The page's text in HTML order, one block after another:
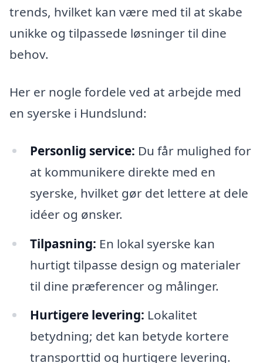
trends, hvilket kan være med til at skabe
unikke og tilpassede løsninger til dine
behov.
Her er nogle fordele ved at arbejde med
en syerske i Hundslund:
Personlig service: Du får mulighed for
at kommunikere direkte med en
syerske, hvilket gør det lettere at dele
idéer og ønsker.
Tilpasning: En lokal syerske kan
hurtigt tilpasse design og materialer
til dine præferencer og målinger.
Hurtigere levering: Lokalitet
betydning; det kan betyde kortere
transporttid og hurtigere levering.